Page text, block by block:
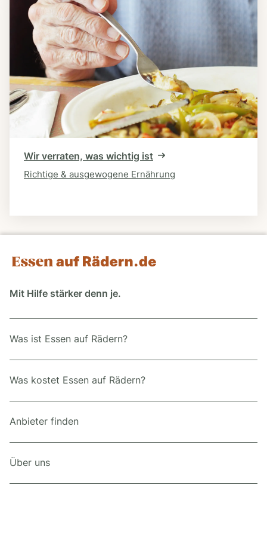
Wir verraten, was wichtig ist
Richtige & ausgewogene Ernährung
Mit Hilfe stärker denn je.
Was ist Essen auf Rädern?
Was kostet Essen auf Rädern?
Anbieter finden
Über uns